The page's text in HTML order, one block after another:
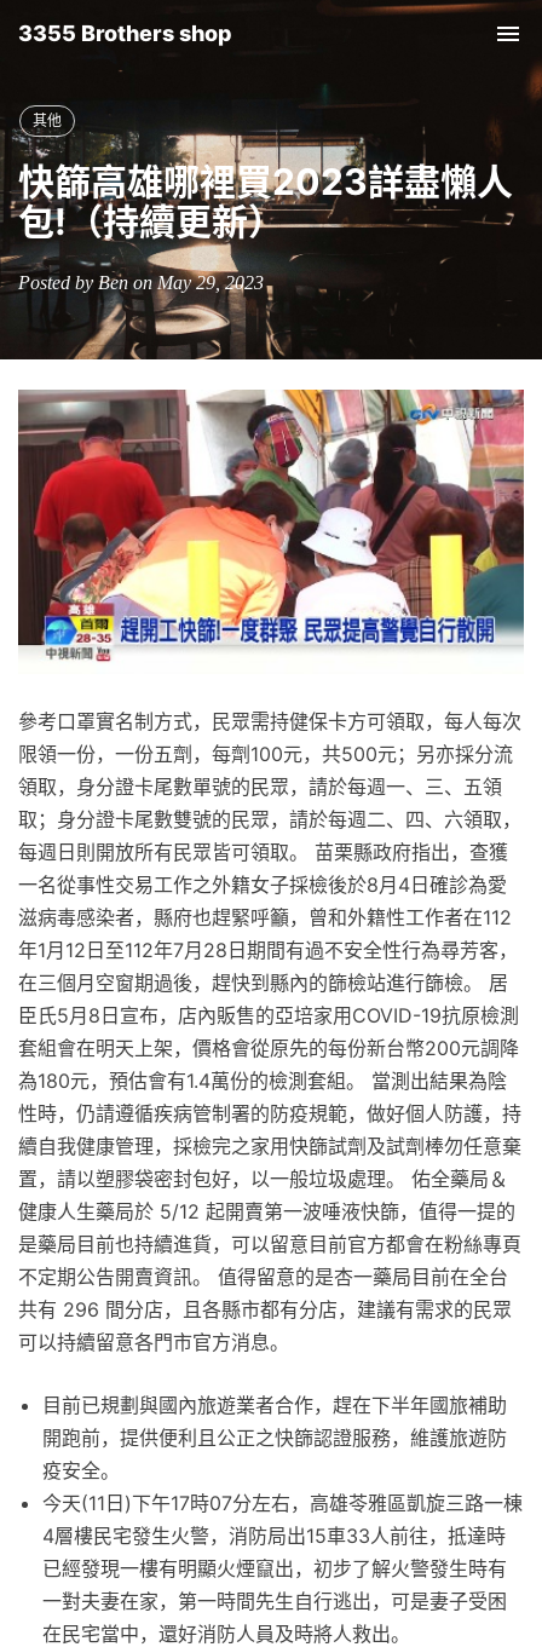
3355 Brothers shop
其他
快篩高雄哪裡買2023詳盡懶人
包!（持續更新）
Posted by Ben on May 29, 2023
參考口罩實名制方式，民眾需持健保卡方可領取，每人每次
限領一份，一份五劑，每劑100元，共500元；另亦採分流
領取，身分證卡尾數單號的民眾，請於每週一、三、五領
取；身分證卡尾數雙號的民眾，請於每週二、四、六領取，
每週日則開放所有民眾皆可領取。 苗栗縣政府指出，查獲
一名從事性交易工作之外籍女子採檢後於8月4日確診為愛
滋病毒感染者，縣府也趕緊呼籲，曾和外籍性工作者在112
年1月12日至112年7月28日期間有過不安全性行為尋芳客，
在三個月空窗期過後，趕快到縣內的篩檢站進行篩檢。 居
臣氏5月8日宣布，店內販售的亞培家用COVID-19抗原檢測
套組會在明天上架，價格會從原先的每份新台幣200元調降
為180元，預估會有1.4萬份的檢測套組。 當測出結果為陰
性時，仍請遵循疾病管制署的防疫規範，做好個人防護，持
續自我健康管理，採檢完之家用快篩試劑及試劑棒勿任意棄
置，請以塑膠袋密封包好，以一般垃圾處理。 佑全藥局＆
健康人生藥局於 5/12 起開賣第一波唾液快篩，值得一提的
是藥局目前也持續進貨，可以留意目前官方都會在粉絲專頁
不定期公告開賣資訊。 值得留意的是杏一藥局目前在全台
共有 296 間分店，且各縣市都有分店，建議有需求的民眾
可以持續留意各門市官方消息。
目前已規劃與國內旅遊業者合作，趕在下半年國旅補助
開跑前，提供便利且公正之快篩認證服務，維護旅遊防
疫安全。
今天(11日)下午17時07分左右，高雄苓雅區凱旋三路一棟
4層樓民宅發生火警，消防局出15車33人前往，抵達時
已經發現一樓有明顯火煙竄出，初步了解火警發生時有
一對夫妻在家，第一時間先生自行逃出，可是妻子受困
在民宅當中，還好消防人員及時將人救出。